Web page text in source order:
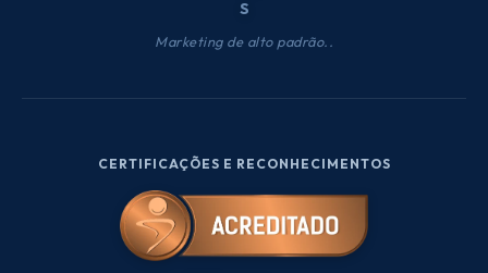
Marketing de alto padrão..
CERTIFICAÇÕES E RECONHECIMENTOS